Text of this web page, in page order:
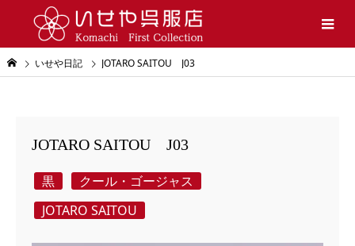
いせや日記 JOTARO SAITOU J03
JOTARO SAITOU J03
黒
クール・ゴージャス
JOTARO SAITOU